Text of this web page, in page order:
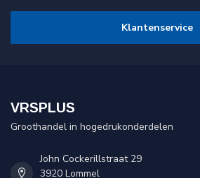
Klantenservice
VRSPLUS
Groothandel in hogedrukonderdelen
John Cockerillstraat 29
3920 Lommel